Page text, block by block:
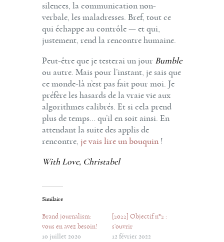
silences, la communication non-
verbale, les maladresses. Bref, tout ce
qui échappe au contrôle — et qui,
justement, rend la rencontre humaine.
Peut-être que je testerai un jour Bumble
ou autre. Mais pour l’instant, je sais que
ce monde-là n’est pas fait pour moi. Je
préfère les hasards de la vraie vie aux
algorithmes calibrés. Et si cela prend
plus de temps… qu’il en soit ainsi. En
attendant la suite des applis de
rencontre, je vais lire un bouquin !
With Love, Christabel
Similaire
Brand journalism:
vous en avez besoin!
10 juillet 2020
[2022] Objectif n°2 :
s’ouvrir
12 février 2022